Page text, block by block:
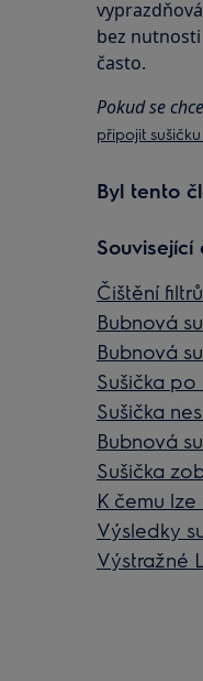
bez
často.
Pokud se
připojit
Byl tento
Související
Čištění
Bubnová
Bubnová
Sušička
Sušička
Bubnová
Sušička
K čemu
Výsledky
Výstražné